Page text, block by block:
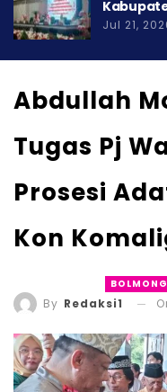
Jul 21,
Abdullah
Tugas Pj
Prosesi
Kon
By Redaksi1